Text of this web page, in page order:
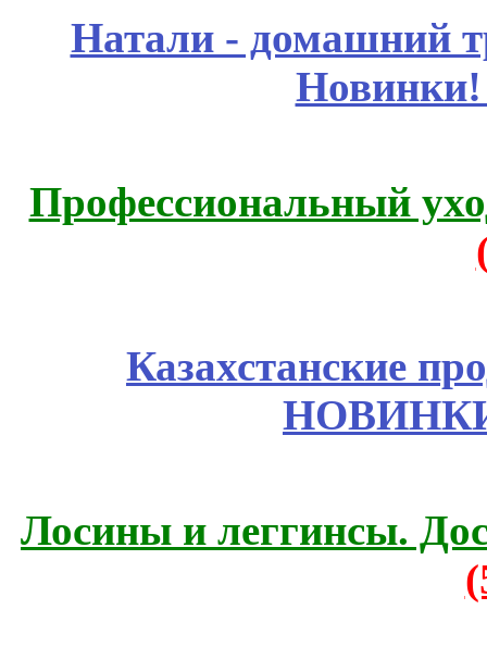
Натали - домашний
Профессиональный
Казахстанские
Лосины и леггинсы.